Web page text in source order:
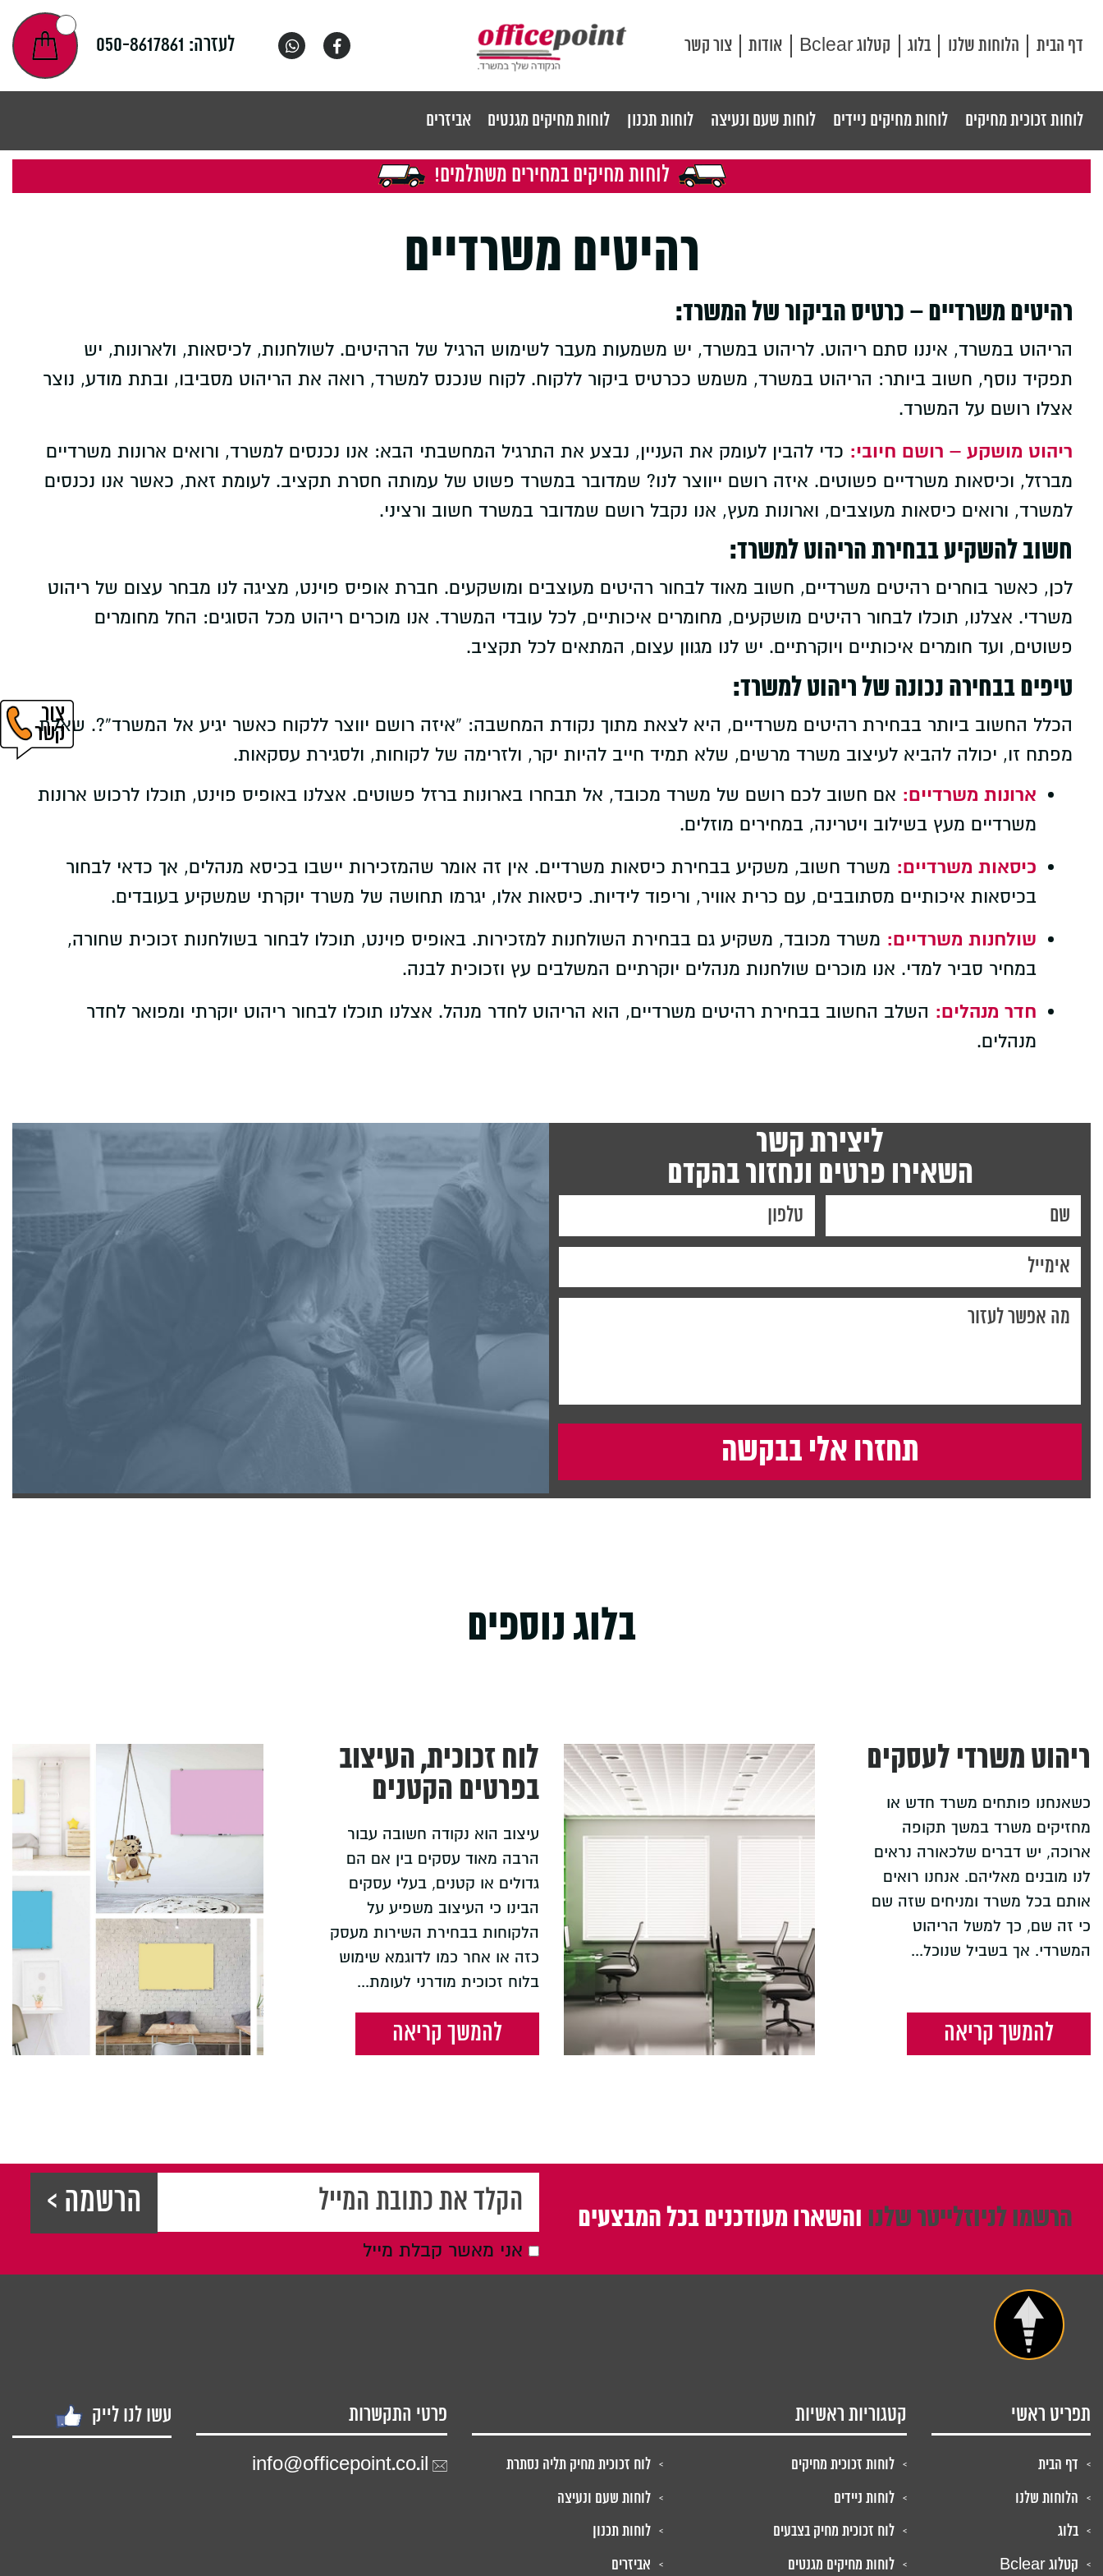
דף הבית הלוחות שלנו בלוג קטלוג Bclear אודות צור קשר לעזרה: 050-8617861
לוחות זכוכית מחיקים לוחות מחיקים ניידים לוחות שעם ונעיצה לוחות תכנון לוחות מחיקים מגנטים אביזרים
לוחות מחיקים במחירים משתלמים!
רהיטים משרדיים
רהיטים משרדיים – כרטיס הביקור של המשרד:
הריהוט במשרד, איננו סתם ריהוט. לריהוט במשרד, יש משמעות מעבר לשימוש הרגיל של הרהיטים. לשולחנות, לכיסאות, ולארונות, יש
תפקיד נוסף, חשוב ביותר: הריהוט במשרד, משמש ככרטיס ביקור ללקוח. לקוח שנכנס למשרד, רואה את הריהוט מסביבו, ובתת מודע, נוצר
אצלו רושם על המשרד.
ריהוט מושקע – רושם חיובי: כדי להבין לעומק את העניין, נבצע את התרגיל המחשבתי הבא: אנו נכנסים למשרד, ורואים ארונות משרדיים
מברזל, וכיסאות משרדיים פשוטים. איזה רושם ייווצר לנו? שמדובר במשרד פשוט של עמותה חסרת תקציב. לעומת זאת, כאשר אנו נכנסים
למשרד, ורואים כיסאות מעוצבים, וארונות מעץ, אנו נקבל רושם שמדובר במשרד חשוב ורציני.
חשוב להשקיע בבחירת הריהוט למשרד:
לכן, כאשר בוחרים רהיטים משרדיים, חשוב מאוד לבחור רהיטים מעוצבים ומושקעים. חברת אופיס פוינט, מציגה לנו מבחר עצום של ריהוט
משרדי. אצלנו, תוכלו לבחור רהיטים מושקעים, מחומרים איכותיים, לכל עובדי המשרד. אנו מוכרים ריהוט מכל הסוגים: החל מחומרים
פשוטים, ועד חומרים איכותיים ויוקרתיים. יש לנו מגוון עצום, המתאים לכל תקציב.
טיפים בבחירה נכונה של ריהוט למשרד:
הכלל החשוב ביותר בבחירת רהיטים משרדיים, היא לצאת מתוך נקודת המחשבה: “איזה רושם יווצר ללקוח כאשר יגיע אל המשרד”?. שאלת
מפתח זו, יכולה להביא לעיצוב משרד מרשים, שלא תמיד חייב להיות יקר, ולזרימה של לקוחות, ולסגירת עסקאות.
ארונות משרדיים: אם חשוב לכם רושם של משרד מכובד, אל תבחרו בארונות ברזל פשוטים. אצלנו באופיס פוינט, תוכלו לרכוש ארונות
משרדיים מעץ בשילוב ויטרינה, במחירים מוזלים.
כיסאות משרדיים: משרד חשוב, משקיע בבחירת כיסאות משרדיים. אין זה אומר שהמזכירות יישבו בכיסא מנהלים, אך כדאי לבחור
בכיסאות איכותיים מסתובבים, עם כרית אוויר, וריפוד לידיות. כיסאות אלו, יגרמו תחושה של משרד יוקרתי שמשקיע בעובדים.
שולחנות משרדיים: משרד מכובד, משקיע גם בבחירת השולחנות למזכירות. באופיס פוינט, תוכלו לבחור בשולחנות זכוכית שחורה,
במחיר סביר למדי. אנו מוכרים שולחנות מנהלים יוקרתיים המשלבים עץ וזכוכית לבנה.
חדר מנהלים: השלב החשוב בבחירת רהיטים משרדיים, הוא הריהוט לחדר מנהל. אצלנו תוכלו לבחור ריהוט יוקרתי ומפואר לחדר
מנהלים.
ליצירת קשר
השאירו פרטים ונחזור בהקדם
בלוג נוספים
ריהוט משרדי לעסקים
כשאנחנו פותחים משרד חדש או
מחזיקים משרד במשך תקופה
ארוכה, יש דברים שלכאורה נראים
לנו מובנים מאליהם. אנחנו רואים
אותם בכל משרד ומניחים שזה שם
כי זה שם, כך למשל הריהוט
המשרדי. אך בשביל שנוכל...
להמשך קריאה
לוח זכוכית, העיצוב
בפרטים הקטנים
עיצוב הוא נקודה חשובה עבור
הרבה מאוד עסקים בין אם הם
גדולים או קטנים, בעלי עסקים
הבינו כי העיצוב משפיע על
הלקוחות בבחירת השירות מעסק
כזה או אחר כמו לדוגמא שימוש
בלוח זכוכית מודרני לעומת...
להמשך קריאה
הרשמו לניוזלייטר שלנו והשארו מעודכנים בכל המבצעים
אני מאשר קבלת מייל
תפריט ראשי
דף הבית
הלוחות שלנו
בלוג
קטלוג Bclear
קטגוריות ראשיות
לוחות זכוכית מחיקים
לוח זכוכית מחיק תליה נסתרת
לוחות ניידים
לוחות שעם ונעיצה
לוח זכוכית מחיק בצבעים
לוחות תכנון
לוחות מחיקים מגנטים
אביזרים
פרטי התקשרות
info@officepoint.co.il
עשו לנו לייק